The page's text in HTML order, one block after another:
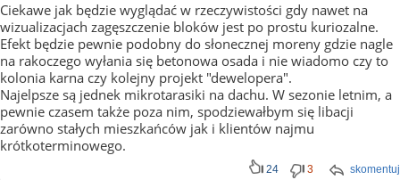
Ciekawe jak będzie wyglądać w rzeczywistości gdy nawet na
wizualizacjach zagęszczenie bloków jest po prostu kuriozalne.
Efekt będzie pewnie podobny do słonecznej moreny gdzie nagle
na rakoczego wyłania się betonowa osada i nie wiadomo czy to
kolonia karna czy kolejny projekt "dewelopera".
Najelpsze są jednek mikrotarasiki na dachu. W sezonie letnim, a
pewnie czasem także poza nim, spodziewałbym się libacji
zarówno stałych mieszkańców jak i klientów najmu
krótkoterminowego.
skomentuj
24 3